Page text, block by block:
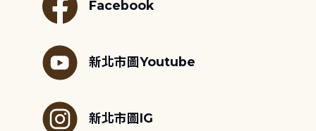
Facebook
新北市圖Youtube
新北市圖IG